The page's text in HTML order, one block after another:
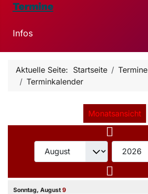
Termine
Infos
Aktuelle Seite: Startseite
Termine
Terminkalender
Monatsansicht
Sonntag, August 9